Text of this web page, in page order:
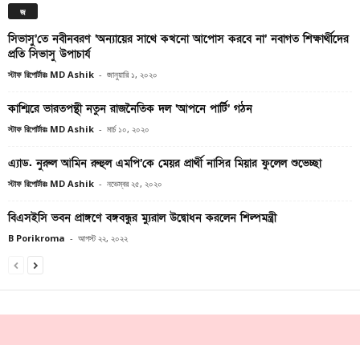
জ
সিভাসু’তে নবীনবরণ ‘অন্যায়ের সাথে কখনো আপোস করবে না’ নবাগত শিক্ষার্থীদের
প্রতি সিভাসু উপাচার্য
স্টাফ রিপোর্টারঃ MD Ashik - জানুয়ারি ১, ২০২০
কাশ্মিরে ভারতপন্থী নতুন রাজনৈতিক দল ‘আপনে পার্টি’ গঠন
স্টাফ রিপোর্টারঃ MD Ashik - মার্চ ১০, ২০২০
এ্যাড. নুরুল আমিন রুহুল এমপি’কে মেয়র প্রার্থী নাসির মিয়ার ফুলেল শুভেচ্ছা
স্টাফ রিপোর্টারঃ MD Ashik - নভেম্বর ২৫, ২০২০
বিএসইসি ভবন প্রাঙ্গণে বঙ্গবন্ধুর ম্যুরাল উদ্বোধন করলেন শিল্পমন্ত্রী
B Porikroma - আগস্ট ২২, ২০২২